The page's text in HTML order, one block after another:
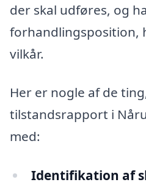
der skal udføres, og
forhandlingsposition,
vilkår.
Her er nogle af de
tilstandsrapport i
med:
Identifikation af